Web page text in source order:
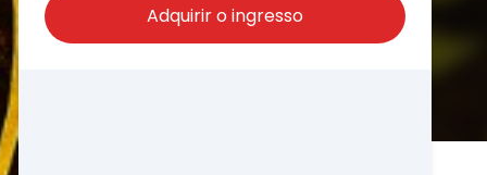
Adquirir o ingresso